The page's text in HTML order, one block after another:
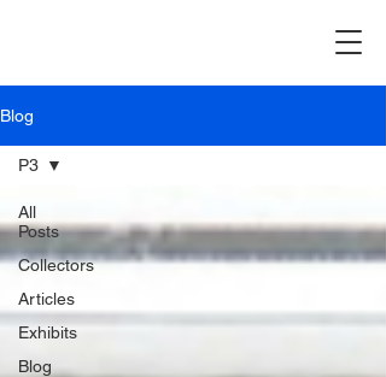
Blog
All
Posts
Collectors
Articles
Exhibits
Blog
P3